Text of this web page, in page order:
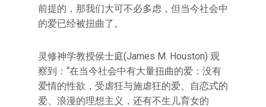
前提的，那我们大可不必多虑，但当今社会中
的爱已经被扭曲了。
灵修神学教授侯士庭(James M. Houston) 观
察到：“在当今社会中有大量扭曲的爱：没有
爱情的性欲，受虐狂与施虐狂的爱、自恋式的
爱、浪漫的理想主义，还有不生儿育女的